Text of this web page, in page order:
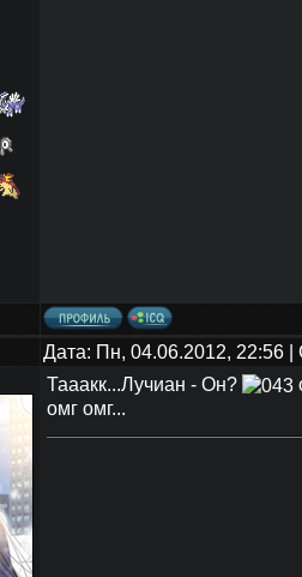
Дата: Пн, 04.06.2012, 22:56
Тааакк...Лучиан - Он?
омг омг...